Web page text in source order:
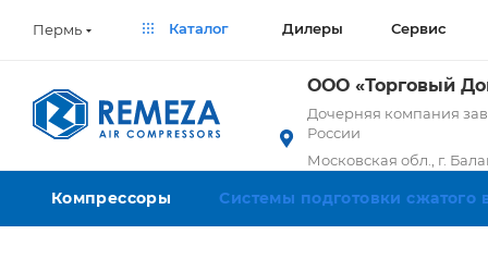
Пермь Каталог Дилеры Сервис
ООО «Торговый
Дочерняя компания
России
Московская обл., г.
Компрессоры Системы подготовки сжатого